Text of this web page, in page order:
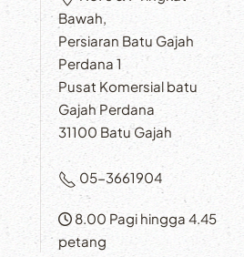
Bawah,
Persiaran Batu Gajah
Perdana 1
Pusat Komersial batu
Gajah Perdana
31100 Batu Gajah
05-3661904
8.00 Pagi hingga 4.45
petang